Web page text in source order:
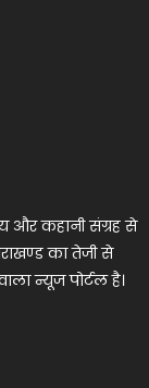
और कहानी संग्रह से
का तेजी से
न्यूज पोर्टल है।